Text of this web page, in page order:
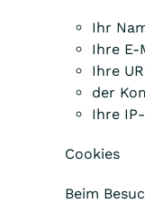
Ihr
Ihre E-
Ihre
der
Ihre
Cookies
Beim